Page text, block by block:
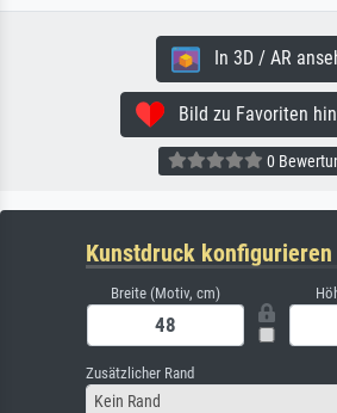
In 3D / AR
Bild zu Favoriten
0
Kunstdruck konfigurieren
Breite (Motiv, cm)
Zusätzlicher Rand
Kein Rand